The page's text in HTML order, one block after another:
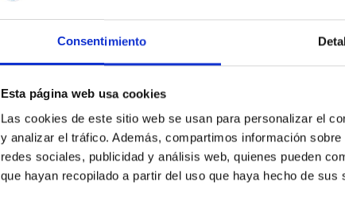
Consentimiento
Esta página web usa cookies
Las cookies de este sitio web se usan para personalizar el
y analizar el tráfico. Además, compartimos información
redes sociales, publicidad y análisis web, quienes pueden
que hayan recopilado a partir del uso que haya hecho de sus